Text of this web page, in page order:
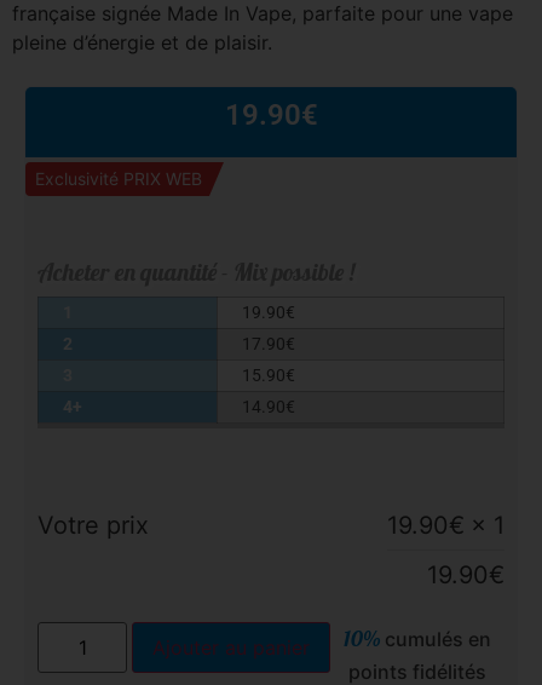
française signée Made In Vape, parfaite pour une vape
pleine d’énergie et de plaisir.
19.90€
Exclusivité PRIX WEB
19.90€
2
17.90€
15.90€
4+
14.90€
Votre prix 19.90€ × 1
19.90€
Ajouter au panier 10% cumulés en
points fidélités